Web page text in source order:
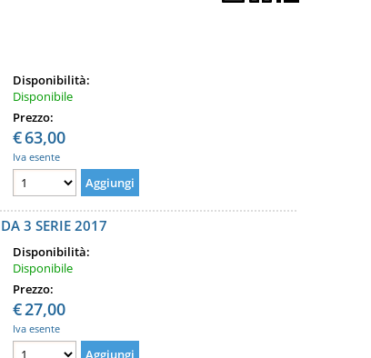
Disponibilità:
Disponibile
Prezzo:
€63,00
Iva esente
3 SERIE 2017
Disponibilità:
Disponibile
Prezzo:
€27,00
Iva esente